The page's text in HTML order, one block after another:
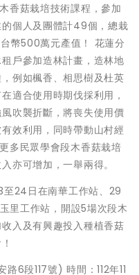
香菇栽培技術課程，參加
個人及團體計49個，總栽
幣500萬元產值！ 花蓮分
戶參加造林計畫，造林地
例如楓香、相思樹及杜英
適合使用時期伐採利用，
吹襲折斷，將喪失使用價
效利用，同時帶動山村經
多民眾學會段木香菇栽培
亦可增加，一舉兩得。
至24日在南華工作站、29
里工作站，開設5場次段木
入及有興趣投入種植香菇
6段117號) 時間：112年11